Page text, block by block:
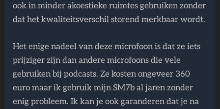
ook in minder akoestieke ruimtes gebruiken zonder
dat het kwaliteitsverschil storend merkbaar wordt.
Het enige nadeel van deze microfoon is dat ze iets
prijziger zijn dan andere microfoons die vele
gebruiken bij podcasts. Ze kosten ongeveer 360
euro maar ik gebruik mijn SM7b al jaren zonder
enig probleem. Ik kan je ook garanderen dat je na